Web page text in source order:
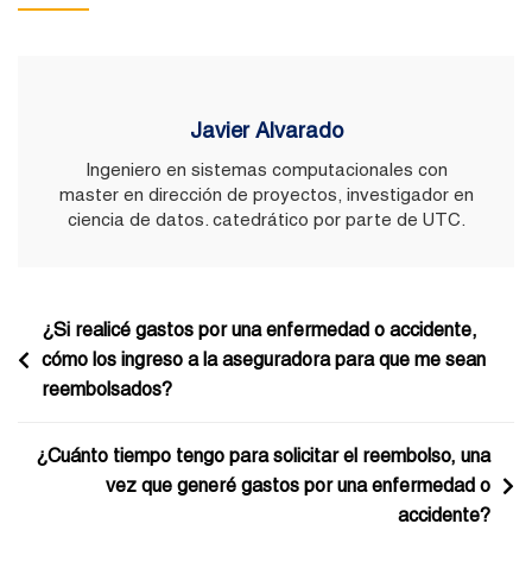
Una
Cirugía?
Javier Alvarado
Ingeniero en sistemas computacionales con
master en dirección de proyectos, investigador en
ciencia de datos. catedrático por parte de UTC.
Navegación
de
entradas
¿Si realicé gastos por una enfermedad o accidente,
cómo los ingreso a la aseguradora para que me sean
reembolsados?
¿Cuánto tiempo tengo para solicitar el reembolso, una
vez que generé gastos por una enfermedad o
accidente?